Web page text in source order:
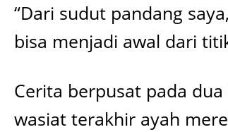
“Dari sudut pandang
bisa menjadi awal dari
Cerita berpusat pada
wasiat terakhir ayah